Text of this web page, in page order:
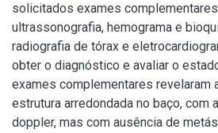
solicitados exames
ultrassonografia, hemograma e
radiografia de tórax e
obter o diagnóstico e avaliar o
exames complementares revelaram
estrutura arredondada no baço, com
doppler, mas com ausência de